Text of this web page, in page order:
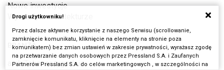
Nowe inwestycje
Wywiady o architekturze
BRANŻA
archiTekczer tygodnia
Drogi użytkowniku!
Przez dalsze aktywne korzystanie z naszego Serwisu (scrollowanie,
zamknięcie komunikatu, kliknięcie na elementy na stronie poza
komunikatem) bez zmian ustawień w zakresie prywatności, wyrażasz zgodę
na przetwarzanie danych osobowych przez Pressland S.A. i Zaufanych
Partnerów Pressland S.A. do celów marketingowych , w szczególności na